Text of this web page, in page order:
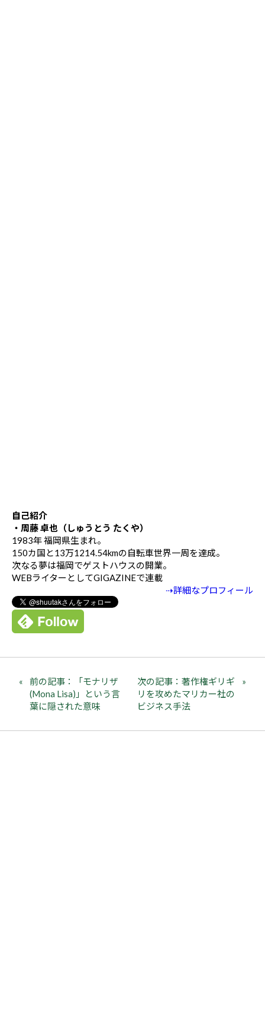
自己紹介
・周藤 卓也（しゅうとう たくや）
1983年 福岡県生まれ。
150カ国と13万1214.54kmの自転車世界一周を達成。
次なる夢は福岡でゲストハウスの開業。
WEBライターとしてGIGAZINEで連載
⇢詳細なプロフィール
前の記事：「モナリザ
(Mona Lisa)」という言
葉に隠された意味
次の記事：著作権ギリギ
リを攻めたマリカー社の
ビジネス手法